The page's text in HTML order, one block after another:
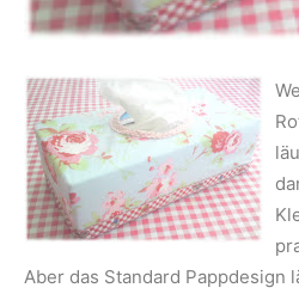
Aber das Standard Pappdesign